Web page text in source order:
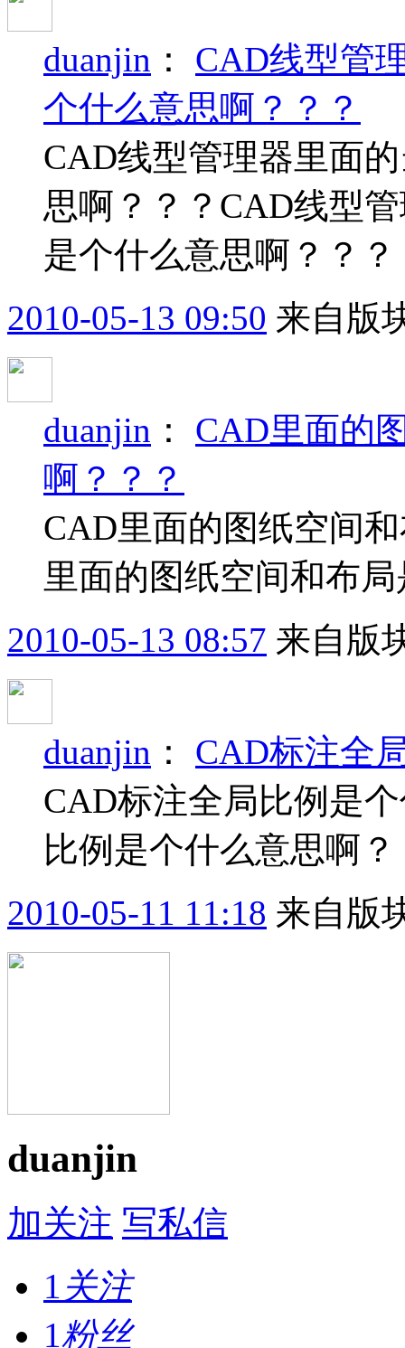
duanjin ： CAD线型管
个什么意思啊？？？
CAD线型管理器里面
思啊？？？CAD线型
是个什么意思啊？？？
2010-05-13 09:50 来自版
duanjin ： CAD里面的
啊？？？
CAD里面的图纸空间
里面的图纸空间和布
2010-05-13 08:57 来自版
duanjin ： CAD标注全
CAD标注全局比例是
比例是个什么意思啊？
2010-05-11 11:18 来自版
duanjin
加关注 写私信
1 关注
1粉丝